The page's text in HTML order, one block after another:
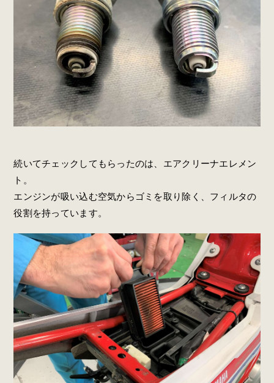
続いてチェックしてもらったのは、エアクリーナエレメン
ト。
エンジンが吸い込む空気からゴミを取り除く、フィルタの
役割を持っています。